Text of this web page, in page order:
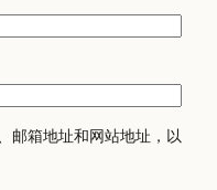
邮箱地址和网站地址，以